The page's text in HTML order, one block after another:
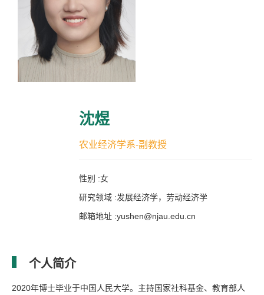
沈煜
农业经济学系-副教授
性别 :女
研究领域 :发展经济学，劳动经济学
邮箱地址 :yushen@njau.edu.cn
个人简介
2020年博士毕业于中国人民大学。主持国家社科基金、教育部人